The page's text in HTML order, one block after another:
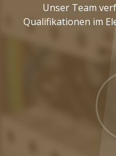
Unser Team
Qualifikationen im